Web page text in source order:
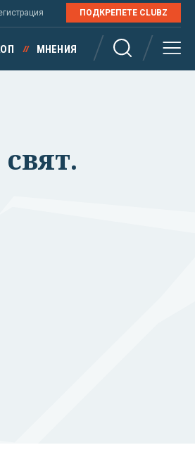
ПОДКРЕПЕТЕ CLUBZ
МНЕНИЯ